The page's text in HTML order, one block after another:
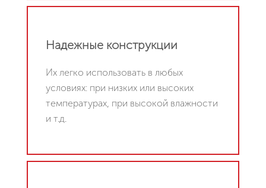
Надежные конструкции
Их легко использовать в любых
условиях: при низких или высоких
температурах, при высокой влажности
и т.д.